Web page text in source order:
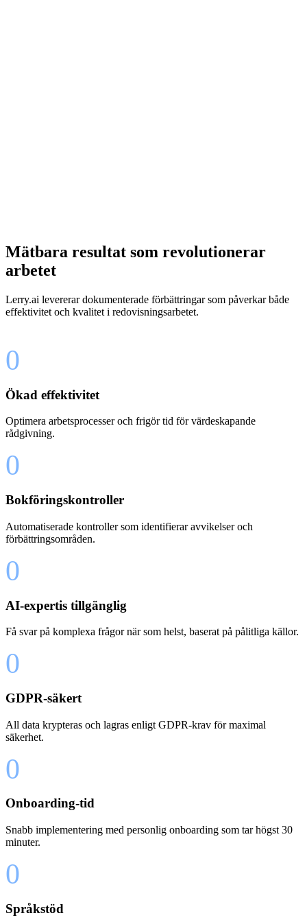
Mätbara resultat som revolutionerar
arbetet
Lerry.ai levererar dokumenterade förbättringar som påverkar både
effektivitet och kvalitet i redovisningsarbetet.
0
Ökad effektivitet
Optimera arbetsprocesser och frigör tid för värdeskapande
rådgivning.
0
Bokföringskontroller
Automatiserade kontroller som identifierar avvikelser och
förbättringsområden.
0
AI-expertis tillgänglig
Få svar på komplexa frågor när som helst, baserat på pålitliga källor.
0
GDPR-säkert
All data krypteras och lagras enligt GDPR-krav för maximal
säkerhet.
0
Onboarding-tid
Snabb implementering med personlig onboarding som tar högst 30
minuter.
0
Språkstöd